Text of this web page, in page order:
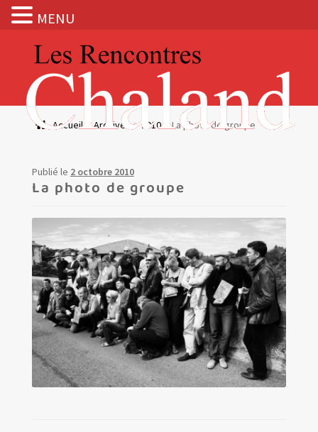
navigation
contenu
Actualités
BOUTIQUE
Les Rencontres Chaland
Prix de lecture
Hors les murs
Les amis d’Yves Chaland
LUDIBD
Accueil Archives 2010 La photo de groupe
Publié le 2 octobre 2010
La photo de groupe
MENU